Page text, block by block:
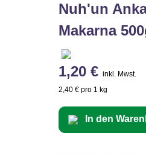
Nuh'un
Makarna
1,20 € inkl. Mwst.
2,40 € pro 1 kg
In den